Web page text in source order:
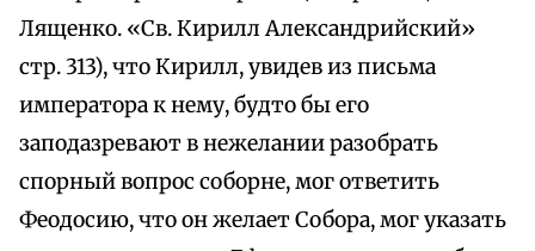
Лященко. «Св. Кирилл Александрийский»
стр. 313), что Кирилл, увидев из письма
императора к нему, будто бы его
заподазревают в нежелании разобрать
спорный вопрос соборне, мог ответить
Феодосию, что он желает Собора, мог указать